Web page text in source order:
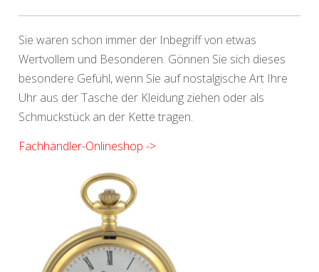
Sie waren schon immer der Inbegriff von etwas
Wertvollem und Besonderen. Gönnen Sie sich dieses
besondere Gefühl, wenn Sie auf nostalgische Art Ihre
Uhr aus der Tasche der Kleidung ziehen oder als
Schmuckstück an der Kette tragen.
Fachhändler-Onlineshop ->